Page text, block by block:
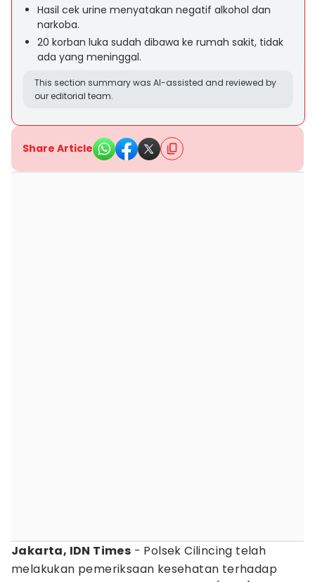
Hasil cek urine menyatakan negatif alkohol dan
narkoba.
20 korban luka sudah dibawa ke rumah sakit, tidak
ada yang meninggal.
This section summary was AI-assisted and reviewed by
our editorial team.
Share Article
Jakarta, IDN Times - Polsek Cilincing telah
melakukan pemeriksaan kesehatan terhadap